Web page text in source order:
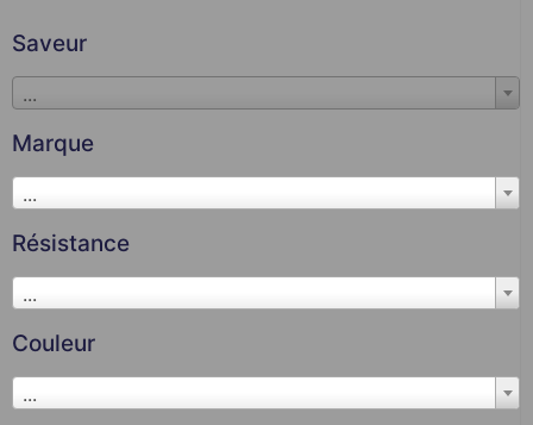
Saveur
...
Marque
...
Résistance
...
Couleur
...